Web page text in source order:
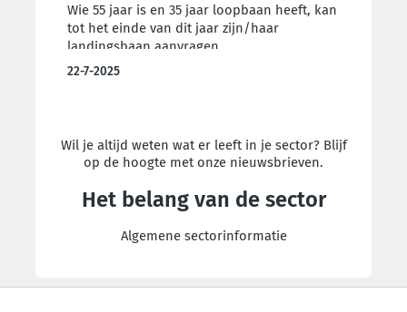
Wie 55 jaar is en 35 jaar loopbaan heeft, kan
tot het einde van dit jaar zijn/haar
landingsbaan aanvragen.
22-7-2025
Wil je altijd weten wat er leeft in je sector? Blijf
op de hoogte met onze nieuwsbrieven.
Het belang van de sector
Algemene sectorinformatie